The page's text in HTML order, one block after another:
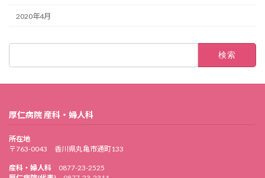
2020年4月
厚仁病院 産科・婦人科
所在地
〒763-0043 香川県丸亀市通町133
産科・婦人科 0877-23-2525